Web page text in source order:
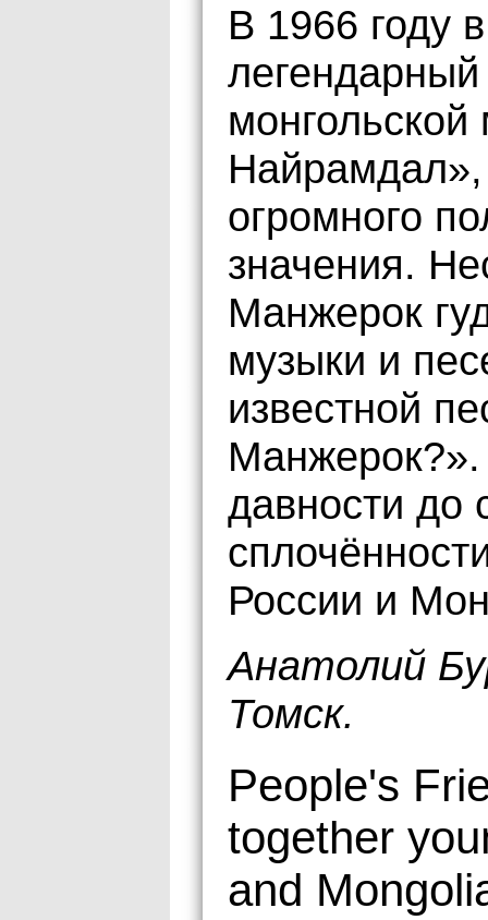
В 1966 году
огромного
значения.
Манжерок
музыки и
известной
давности до
России и
Анатолий
Томск.
People's
together
and